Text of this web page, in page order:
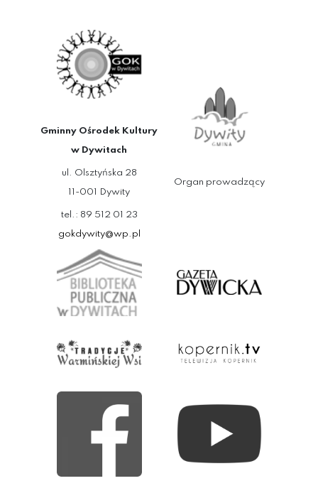
Gminny Ośrodek Kultury
w Dywitach
ul. Olsztyńska 28
11-001 Dywity
tel.: 89 512 01 23
gokdywity@wp.pl
Organ prowadzący